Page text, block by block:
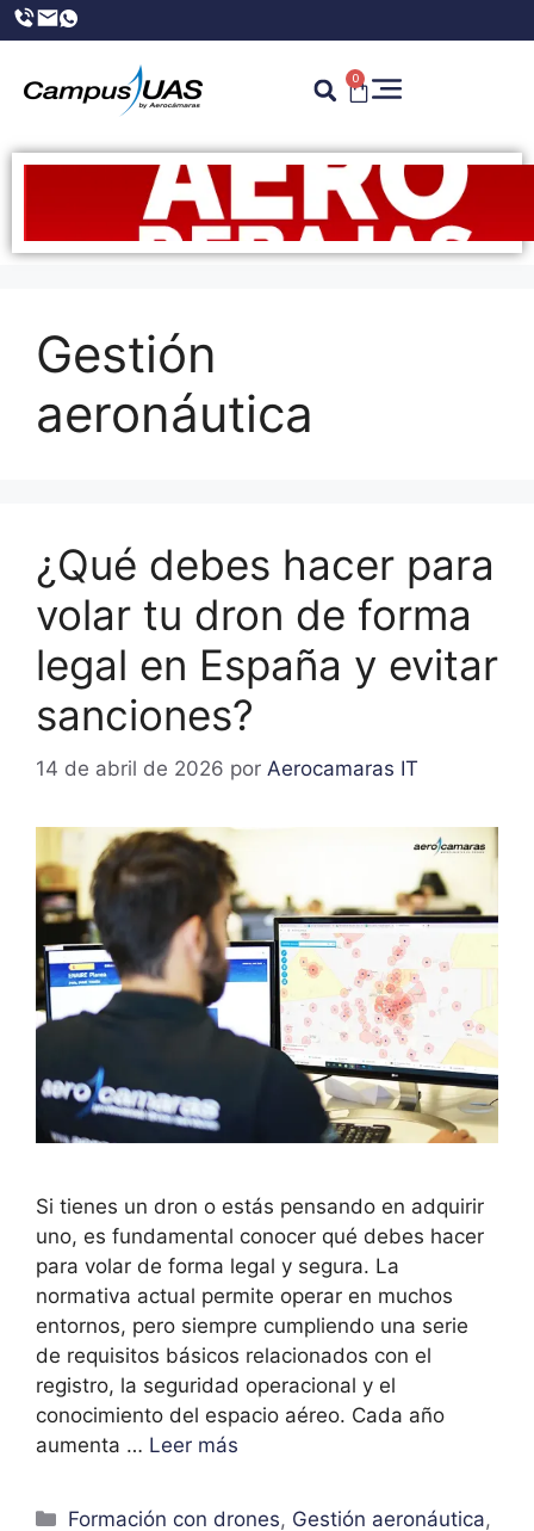
0
Gestión
aeronáutica
¿Qué debes hacer para
volar tu dron de forma
legal en España y evitar
sanciones?
14 de abril de 2026 por Aerocamaras IT
Si tienes un dron o estás pensando en adquirir
uno, es fundamental conocer qué debes hacer
para volar de forma legal y segura. La
normativa actual permite operar en muchos
entornos, pero siempre cumpliendo una serie
de requisitos básicos relacionados con el
registro, la seguridad operacional y el
conocimiento del espacio aéreo. Cada año
aumenta … Leer más
Formación con drones, Gestión aeronáutica,